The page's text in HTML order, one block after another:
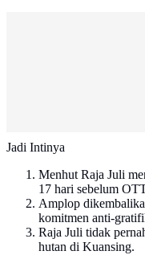
Jadi Intinya
Menhut Raja Juli
17 hari sebelum
Amplop
komitmen anti-
Raja Juli tidak
hutan di Kuansing.